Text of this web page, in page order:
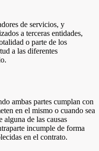
de servicios, y
a terceras entidades,
o parte de los
a las diferentes
ambas partes cumplan con
en el mismo o cuando sea
alguna de las causas
incumple de forma
en el contrato.